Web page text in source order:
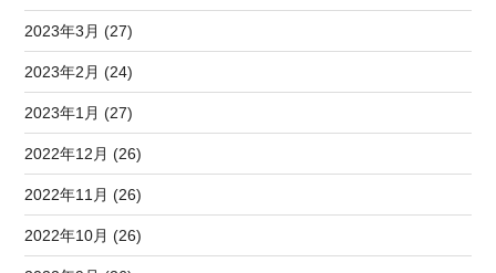
2023年3月 (27)
2023年2月 (24)
2023年1月 (27)
2022年12月 (26)
2022年11月 (26)
2022年10月 (26)